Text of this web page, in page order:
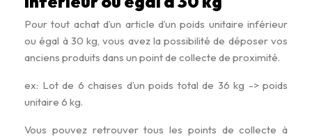
Pour tout achat d’un article d’un poids unitaire inférieur
ou égal à 30 kg, vous avez la possibilité de déposer vos
anciens produits dans un point de collecte de proximité.
ex: Lot de 6 chaises d’un poids total de 36 kg -> poids
unitaire 6 kg.
Vous pouvez retrouver tous les points de collecte à